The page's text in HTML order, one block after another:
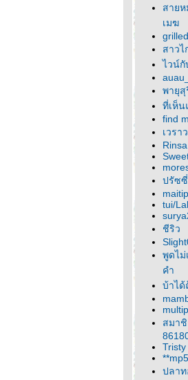
สาย
เมฆ
สาวไ
ไวน์
พายุสุ
ที่เห็น
find
เวรา
ปรัซซี่
tui/
ชีริว
พูดไม่
คำ
บ้าไ
สมา
Tristy
ปลา